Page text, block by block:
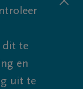
dit te
en
uit te